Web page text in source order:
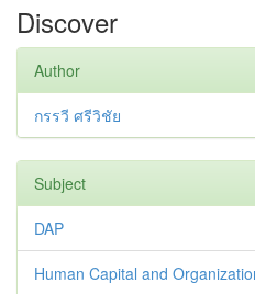
Discover
Author
กรรวี ศรีวิชัย
Subject
DAP
Human Capital and